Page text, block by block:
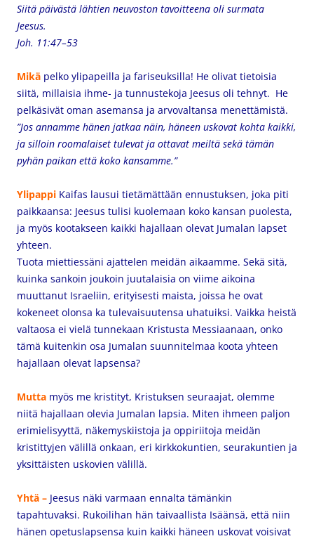
Siitä päivästä lähtien neuvoston tavoitteena oli surmata
Jeesus.
Joh. 11:47–53
Mikä pelko ylipapeilla ja fariseuksilla! He olivat tietoisia
siitä, millaisia ihme- ja tunnustekoja Jeesus oli tehnyt. He
pelkäsivät oman asemansa ja arvovaltansa menettämistä.
”Jos annamme hänen jatkaa näin, häneen uskovat kohta kaikki,
ja silloin roomalaiset tulevat ja ottavat meiltä sekä tämän
pyhän paikan että koko kansamme.”
Ylipappi Kaifas lausui tietämättään ennustuksen, joka piti
paikkaansa: Jeesus tulisi kuolemaan koko kansan puolesta,
ja myös kootakseen kaikki hajallaan olevat Jumalan lapset
yhteen.
Tuota miettiessäni ajattelen meidän aikaamme. Sekä sitä,
kuinka sankoin joukoin juutalaisia on viime aikoina
muuttanut Israeliin, erityisesti maista, joissa he ovat
kokeneet olonsa ka tulevaisuutensa uhatuiksi. Vaikka heistä
valtaosa ei vielä tunnekaan Kristusta Messiaanaan, onko
tämä kuitenkin osa Jumalan suunnitelmaa koota yhteen
hajallaan olevat lapsensa?
Mutta myös me kristityt, Kristuksen seuraajat, olemme
niitä hajallaan olevia Jumalan lapsia. Miten ihmeen paljon
erimielisyyttä, näkemyskiistoja ja oppiriitoja meidän
kristittyjen välillä onkaan, eri kirkkokuntien, seurakuntien ja
yksittäisten uskovien välillä.
Yhtä – Jeesus näki varmaan ennalta tämänkin
tapahtuvaksi. Rukoilihan hän taivaallista Isäänsä, että niin
hänen opetuslapsensa kuin kaikki häneen uskovat voisivat